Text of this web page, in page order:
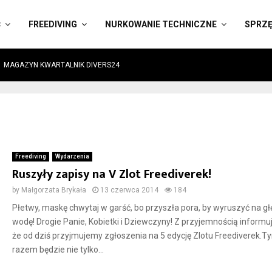
FREEDIVING NURKOWANIE TECHNICZNE
MAGAZYN KWARTALNIK DIVERS24
Freediving Wydarzenia
Ruszyły zapisy na V Zlot Freediverek!
by Małgorzata Brykała 13 czerwca 2014 184
Płetwy, maskę chwytaj w garść, bo przyszła pora, by wyruszyć na
wodę! Drogie Panie, Kobietki i Dziewczyny! Z przyjemnością
że od dziś przyjmujemy zgłoszenia na 5 edycję Zlotu
razem będzie nie tylko...